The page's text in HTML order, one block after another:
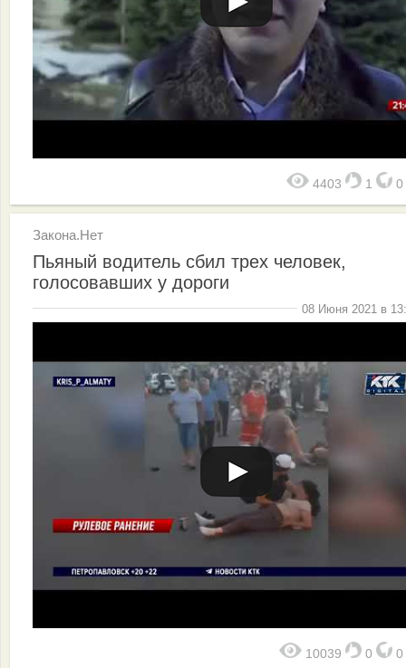
4403 1 0
Закона.Нет
Пьяный водитель сбил трех человек,
голосовавших у дороги
08 Июня 2021 в
10039 0 0